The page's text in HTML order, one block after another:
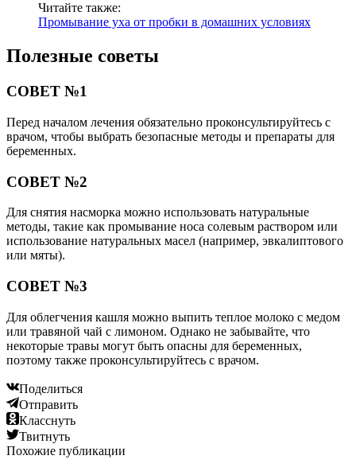
Читайте также:
Промывание уха от пробки в домашних условиях
Полезные советы
СОВЕТ №1
Перед началом лечения обязательно проконсультируйтесь с
врачом, чтобы выбрать безопасные методы и препараты для
беременных.
СОВЕТ №2
Для снятия насморка можно использовать натуральные
методы, такие как промывание носа солевым раствором или
использование натуральных масел (например, эвкалиптового
или мяты).
СОВЕТ №3
Для облегчения кашля можно выпить теплое молоко с медом
или травяной чай с лимоном. Однако не забывайте, что
некоторые травы могут быть опасны для беременных,
поэтому также проконсультируйтесь с врачом.
Поделиться
Отправить
Класснуть
Твитнуть
Похожие публикации